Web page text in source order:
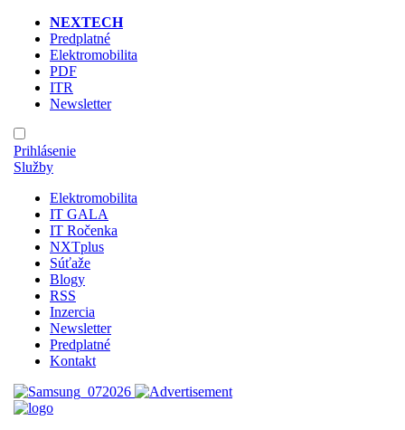
NEXTECH
Predplatné
Elektromobilita
PDF
ITR
Newsletter
Prihlásenie
Služby
Elektromobilita
IT GALA
IT Ročenka
NXTplus
Súťaže
Blogy
RSS
Inzercia
Newsletter
Predplatné
Kontakt